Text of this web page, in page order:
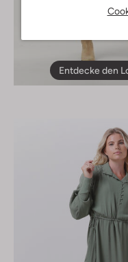
Entdecke den